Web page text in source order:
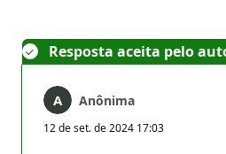
Resposta aceita pelo
Anônima
12 de set. de 2024 17:03